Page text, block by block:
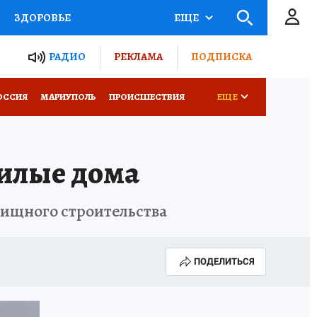
ЗДОРОВЬЕ
РОССИИ
ЕЩЕ
РАДИО РЕКЛАМА ПОДПИСКА
МАРИУПОЛЬ ПРОИСШЕСТВИЯ ЕЩЕ
дома
строительства
ПОДЕЛИТЬСЯ